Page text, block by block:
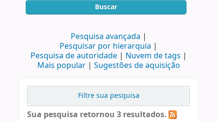
Buscar
Pesquisa avançada
Pesquisar por hierarquia
Pesquisa de autoridade
Nuvem de tags
Mais popular
Sugestões de aquisição
Filtre sua pesquisa
Sua pesquisa retornou 3 resultados.